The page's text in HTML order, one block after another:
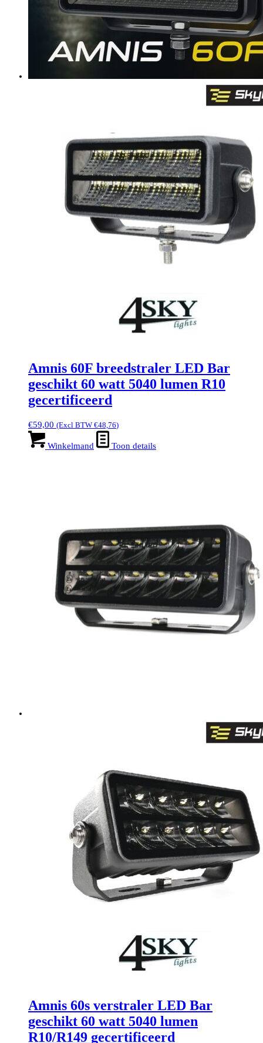
Amnis 60F breedstraler LED Bar
geschikt 60 watt 5040 lumen R10
gecertificeerd
€59,00 (Excl BTW €48,76)
Winkelmand Toon details
Amnis 60s verstraler LED Bar
geschikt 60 watt 5040 lumen
R10/R149 gecertificeerd